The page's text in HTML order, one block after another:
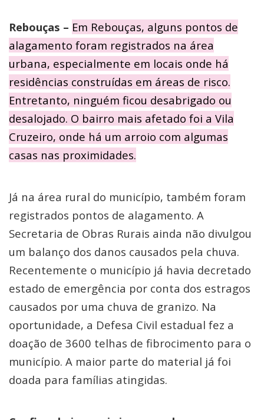
Rebouças – Em Rebouças, alguns pontos de
alagamento foram registrados na área
urbana, especialmente em locais onde há
residências construídas em áreas de risco.
Entretanto, ninguém ficou desabrigado ou
desalojado. O bairro mais afetado foi a Vila
Cruzeiro, onde há um arroio com algumas
casas nas proximidades.
Já na área rural do município, também foram
registrados pontos de alagamento. A
Secretaria de Obras Rurais ainda não divulgou
um balanço dos danos causados pela chuva.
Recentemente o município já havia decretado
estado de emergência por conta dos estragos
causados por uma chuva de granizo. Na
oportunidade, a Defesa Civil estadual fez a
doação de 3600 telhas de fibrocimento para o
município. A maior parte do material já foi
doada para famílias atingidas.